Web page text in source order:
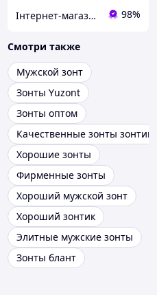
Інтернет-магазин Sport Year 98%
Смотри также
Мужской зонт
Зонты Yuzont
Зонты оптом
Качественные зонты
Хорошие зонты
Фирменные зонты
Хороший мужской зонт
Хороший зонтик
Элитные мужские зонты
Зонты блант